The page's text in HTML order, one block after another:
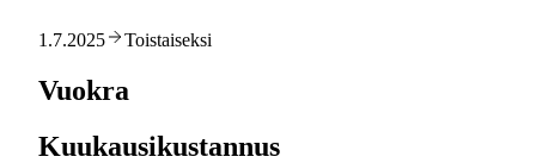
1.7.2025 Toistaiseksi
Vuokra
Kuukausikustannus